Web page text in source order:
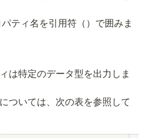
ティ名を引用符（）で囲みま
は特定のデータ型を出力しま
ついては、次の表を参照して